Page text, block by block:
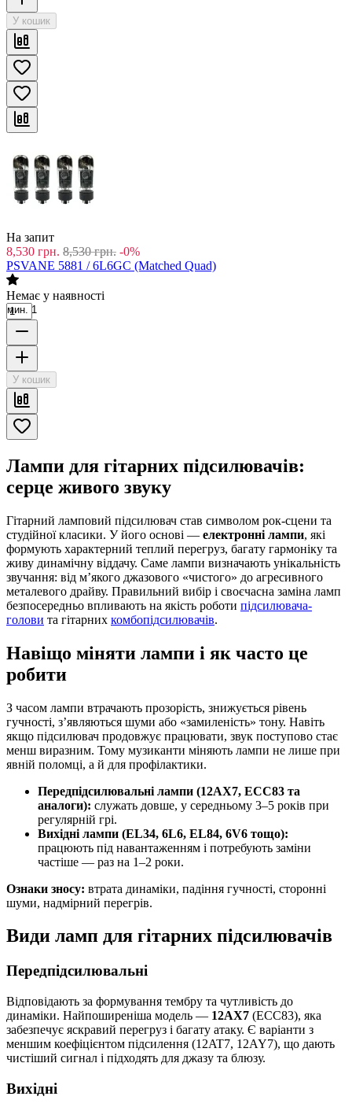
У кошик
На запит
8,530 грн. 8,530 грн. -0%
PSVANE 5881 / 6L6GC (Matched Quad)
Немає у наявності
мин. 1
У кошик
Лампи для гітарних підсилювачів:
серце живого звуку
Гітарний ламповий підсилювач став символом рок-сцени та
студійної класики. У його основі — електронні лампи, які
формують характерний теплий перегруз, багату гармоніку та
живу динамічну віддачу. Саме лампи визначають унікальність
звучання: від м’якого джазового «чистого» до агресивного
металевого драйву. Правильний вибір і своєчасна заміна ламп
безпосередньо впливають на якість роботи підсилювача-
голови та гітарних комбопідсилювачів.
Навіщо міняти лампи і як часто це
робити
З часом лампи втрачають прозорість, знижується рівень
гучності, з’являються шуми або «замиленість» тону. Навіть
якщо підсилювач продовжує працювати, звук поступово стає
менш виразним. Тому музиканти міняють лампи не лише при
явній поломці, а й для профілактики.
Передпідсилювальні лампи (12AX7, ECC83 та
аналоги): служать довше, у середньому 3–5 років при
регулярній грі.
Вихідні лампи (EL34, 6L6, EL84, 6V6 тощо):
працюють під навантаженням і потребують заміни
частіше — раз на 1–2 роки.
Ознаки зносу: втрата динаміки, падіння гучності, сторонні
шуми, надмірний перегрів.
Види ламп для гітарних підсилювачів
Передпідсилювальні
Відповідають за формування тембру та чутливість до
динаміки. Найпоширеніша модель — 12AX7 (ECC83), яка
забезпечує яскравий перегруз і багату атаку. Є варіанти з
меншим коефіцієнтом підсилення (12AT7, 12AY7), що дають
чистіший сигнал і підходять для джазу та блюзу.
Вихідні